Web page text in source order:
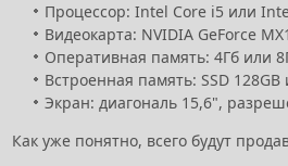
Процессор: Intel Core i5 или
Видеокарта: NVIDIA GeForce
Оперативная память: 4Гб или
Встроенная память: SSD 128GB
Экран: диагональ 15,6",
Как уже понятно, всего будут